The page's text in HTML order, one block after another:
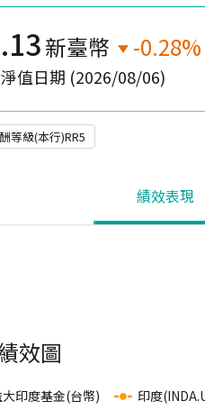
新臺幣 -0.28%
值日期 (2026/08/06)
等級(本行)RR5
績效表現
效圖
印度基金(台幣) 印度